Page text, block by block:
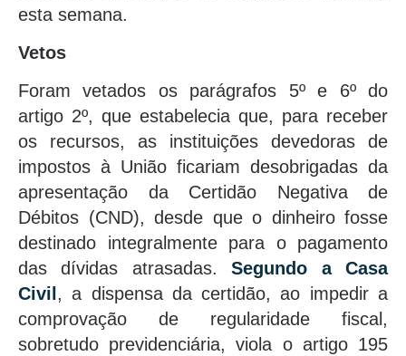
esta semana.
Vetos
Foram vetados os parágrafos 5º e 6º do
artigo 2º, que estabelecia que, para receber
os recursos, as instituições devedoras de
impostos à União ficariam desobrigadas da
apresentação da Certidão Negativa de
Débitos (CND), desde que o dinheiro fosse
destinado integralmente para o pagamento
das dívidas atrasadas.Segundo a Casa
Civil , a dispensa da certidão, ao impedir a
comprovação de regularidade fiscal,
sobretudo previdenciária, viola o artigo 195